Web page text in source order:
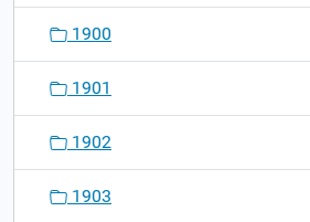
1900
1901
1902
1903